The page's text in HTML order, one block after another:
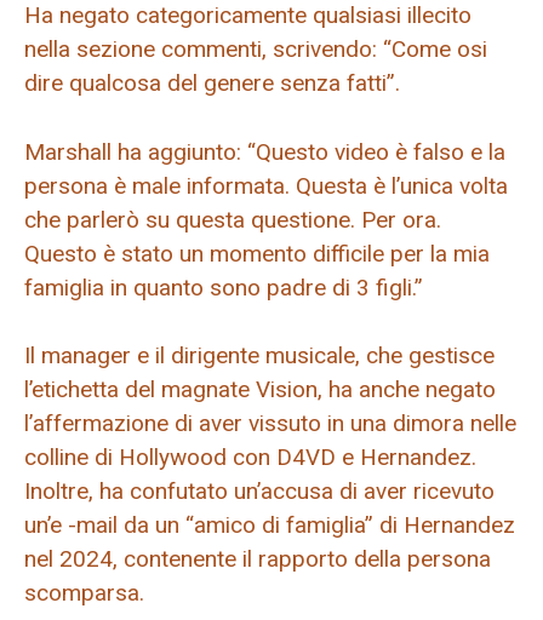
Ha negato categoricamente qualsiasi illecito
nella sezione commenti, scrivendo: “Come osi
dire qualcosa del genere senza fatti”.
Marshall ha aggiunto: “Questo video è falso e la
persona è male informata. Questa è l’unica volta
che parlerò su questa questione. Per ora.
Questo è stato un momento difficile per la mia
famiglia in quanto sono padre di 3 figli.”
Il manager e il dirigente musicale, che gestisce
l’etichetta del magnate Vision, ha anche negato
l’affermazione di aver vissuto in una dimora nelle
colline di Hollywood con D4VD e Hernandez.
Inoltre, ha confutato un’accusa di aver ricevuto
un’e -mail da un “amico di famiglia” di Hernandez
nel 2024, contenente il rapporto della persona
scomparsa.